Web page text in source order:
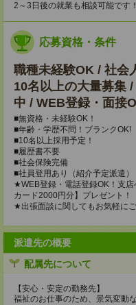
2～3日後の就業も相談可能です！
応募資格・条件
職種未経験OK / 社会
10名以上の大量募集
中 / WEB登録・面接
■無資格・未経験OK！
■年齢・学歴不問！ブランクOK!
■10名以上採用予定！
■履歴書不要
■社会保険完備
■社員登用あり（紹介予定派遣）
★WEB登録・電話登録OK！支
カード2000円分】プレゼント！
★出張面談に関してもお気軽にご
派遣先の概要
配属先について
【安心・安定の勤務先】
福祉のお仕事のため、景気変動